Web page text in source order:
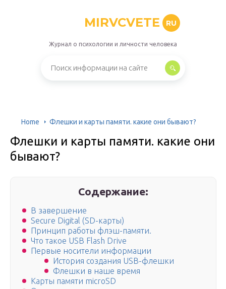
MIRVCVETE RU
Журнал о психологии и личности человека
Home Флешки и карты памяти. какие они бывают?
Флешки и карты памяти. какие они
бывают?
Содержание:
В завершение
Secure Digital (SD-карты)
Принцип работы флэш-памяти.
Что такое USB Flash Drive
Первые носители информации
История создания USB-флешки
Флешки в наше время
Карты памяти microSD